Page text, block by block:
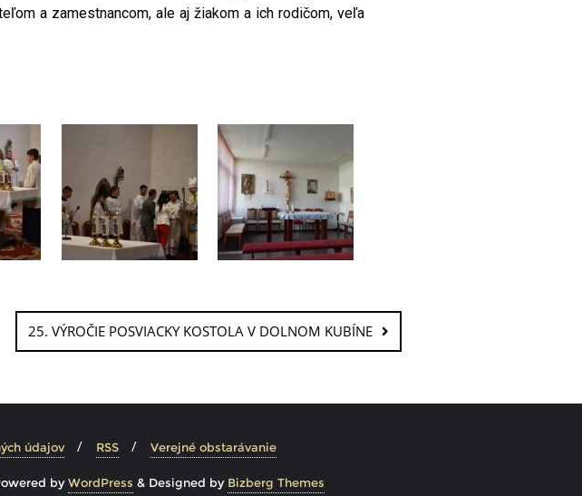
a zamestnancom, ale aj žiakom a ich rodičom, veľa
25. VÝROČIE POSVIACKY KOSTOLA V DOLNOM KUBÍNE
údajov RSS Verejné obstarávanie
byWordPress & Designed by Bizberg Themes